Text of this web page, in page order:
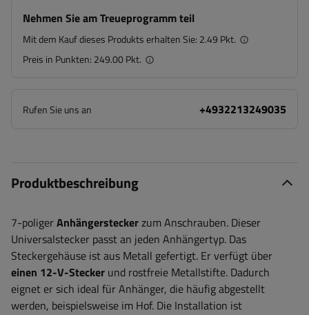
Nehmen Sie am Treueprogramm teil
Mit dem Kauf dieses Produkts erhalten Sie: 2.49 Pkt.
Preis in Punkten: 249.00 Pkt.
Rufen Sie uns an +4932213249035
Produktbeschreibung
7-poligerAnhängersteckerzum Anschrauben. Dieser
Universalstecker passt an jeden Anhängertyp. Das
Steckergehäuse ist aus Metall gefertigt. Er verfügt über
einen 12-V-Stecker und rostfreie Metallstifte. Dadurch
eignet er sich ideal für Anhänger, die häufig abgestellt
werden, beispielsweise im Hof. Die Installation ist